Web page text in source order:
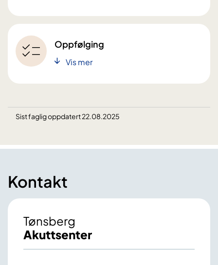
Oppfølging
Vis mer
Sist faglig oppdatert 22.08.2025
Kontakt
Tønsberg
Akuttsenter